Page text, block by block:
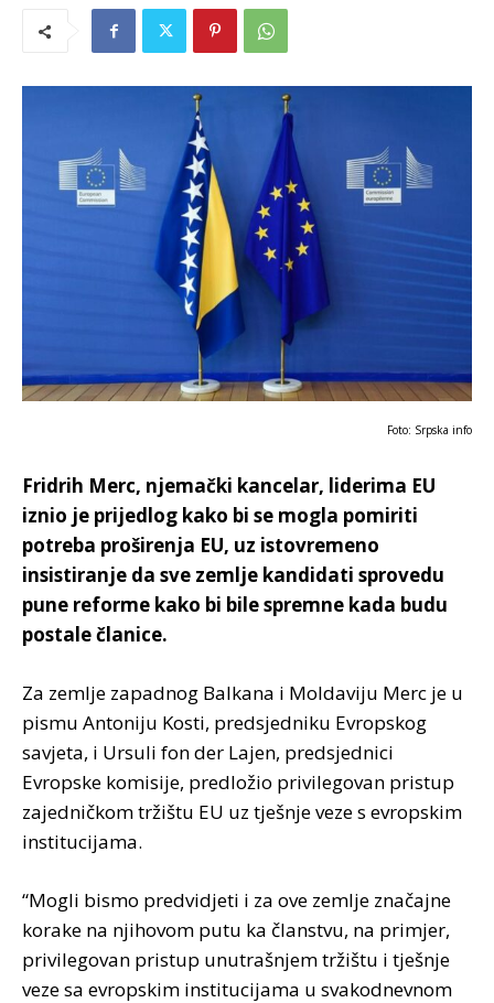
Foto: Srpska info
Fridrih Merc, njemački kancelar, liderima EU
iznio je prijedlog kako bi se mogla pomiriti
potreba proširenja EU, uz istovremeno
insistiranje da sve zemlje kandidati sprovedu
pune reforme kako bi bile spremne kada budu
postale članice.
Za zemlje zapadnog Balkana i Moldaviju Merc je u
pismu Antoniju Kosti, predsjedniku Evropskog
savjeta, i Ursuli fon der Lajen, predsjednici
Evropske komisije, predložio privilegovan pristup
zajedničkom tržištu EU uz tješnje veze s evropskim
institucijama.
“Mogli bismo predvidjeti i za ove zemlje značajne
korake na njihovom putu ka članstvu, na primjer,
privilegovan pristup unutrašnjem tržištu i tješnje
veze sa evropskim institucijama u svakodnevnom